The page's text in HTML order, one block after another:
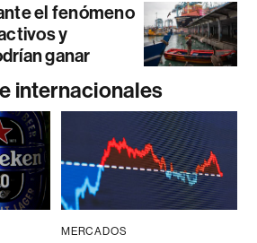
el fenómeno
y
ganar
internacionales
MERCADOS